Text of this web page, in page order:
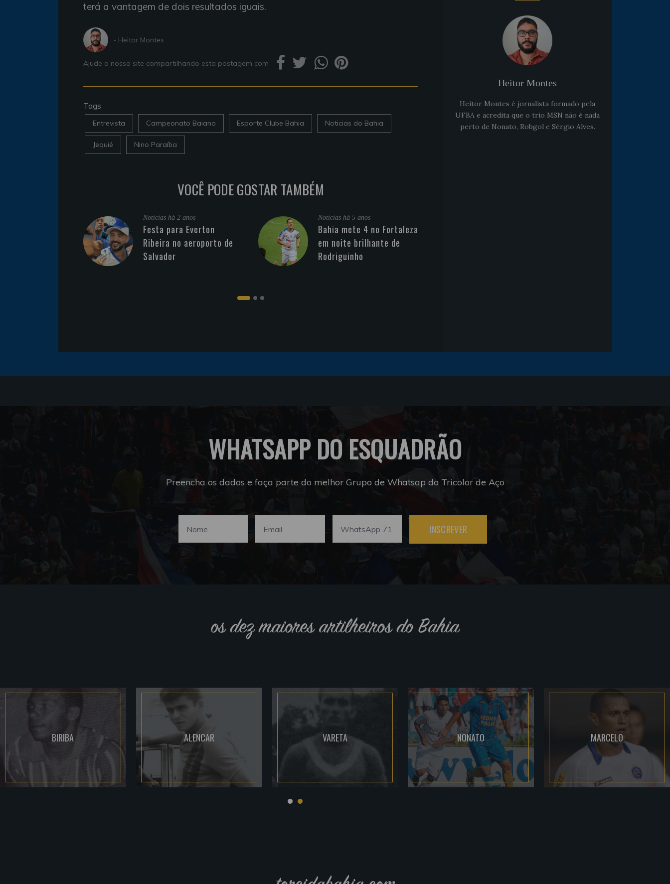
terá a vantagem de dois resultados iguais.
- Heitor Montes
Ajude o nosso site compartilhando esta postagem com
Tags
Entrevista Campeonato Baiano Esporte Clube Bahia Noticias do Bahia
Jequié Nino Paraíba
VOCÊ PODE GOSTAR TAMBÉM
Noticias há 2 anos
Festa para Everton
Ribeira no aeroporto de
Salvador
Noticias há 5 anos
Bahia mete 4 no Fortaleza
em noite brilhante de
Rodriguinho
Heitor Montes
Heitor Montes é jornalista formado pela
UFBA e acredita que o trio MSN não é nada
perto de Nonato, Robgol e Sérgio Alves.
WHATSAPP DO ESQUADRÃO
Preencha os dados e faça parte do melhor Grupo de Whatsap do Tricolor de Aço
INSCREVER
os dez maiores artilheiros do Bahia
BIRIBA ALENCAR VARETA NONATO MARCELO